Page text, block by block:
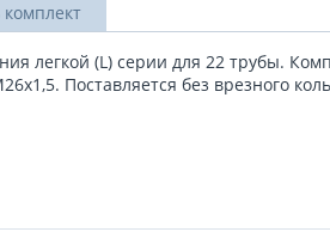
легкой (L) серии для 22 трубы.
Поставляется без врезного